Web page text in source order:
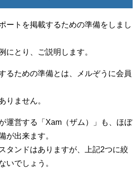
ートを掲載するための準備をしまし
にとり、ご説明します。
るための準備とは、メルぞうに会員
りません。
運営する「Xam（ザム）」も、ほぼ
が出来ます。
タンドはありますが、上記2つに絞
いでしょう。